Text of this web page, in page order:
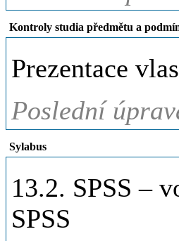
Kontroly studia předmětu a
Prezentace
Poslední
Sylabus
13.2. SPSS –
SPSS